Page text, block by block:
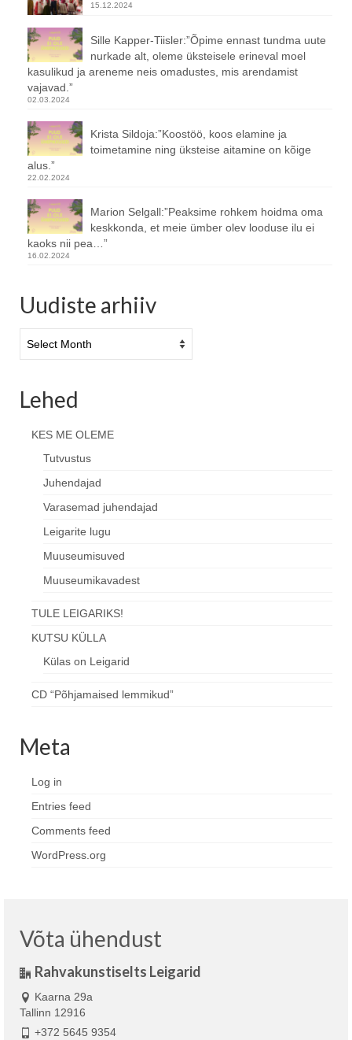
15.12.2024
Sille Kapper-Tiisler:”Õpime ennast tundma uute
nurkade alt, oleme üksteisele erineval moel
kasulikud ja areneme neis omadustes, mis arendamist
vajavad.”
02.03.2024
Krista Sildoja:”Koostöö, koos elamine ja
toimetamine ning üksteise aitamine on kõige
alus.”
22.02.2024
Marion Selgall:”Peaksime rohkem hoidma oma
keskkonda, et meie ümber olev looduse ilu ei
kaoks nii pea…”
16.02.2024
Uudiste arhiiv
arhiiv
Lehed
KES ME OLEME
Tutvustus
Juhendajad
Varasemad juhendajad
Leigarite lugu
Muuseumisuved
Muuseumikavadest
TULE LEIGARIKS!
KUTSU KÜLLA
Külas on Leigarid
CD “Põhjamaised lemmikud”
Meta
Log in
Entries feed
Comments feed
WordPress.org
Võta ühendust
Rahvakunstiselts Leigarid
Kaarna 29a
Tallinn 12916
+372 5645 9354